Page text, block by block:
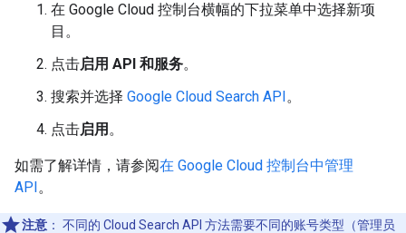
在 Google Cloud 控制台横幅的下拉菜单中选择新项
目。
点击启用 API 和服务。
搜索并选择 Google Cloud Search API。
点击启用 。
如需了解详情，请参阅在 Google Cloud 控制台中管理
API。
注意 ： 不同的 Cloud Search API 方法需要不同的账号类型（管理员